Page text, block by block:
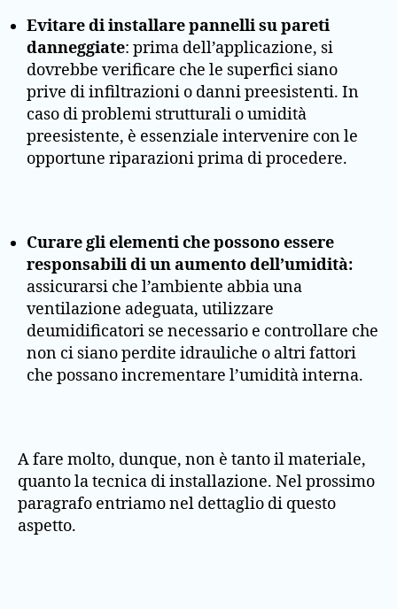
Evitare di installare pannelli su pareti
danneggiate: prima dell’applicazione, si
dovrebbe verificare che le superfici siano
prive di infiltrazioni o danni preesistenti. In
caso di problemi strutturali o umidità
preesistente, è essenziale intervenire con le
opportune riparazioni prima di procedere.
Curare gli elementi che possono essere
responsabili di un aumento dell’umidità:
assicurarsi che l’ambiente abbia una
ventilazione adeguata, utilizzare
deumidificatori se necessario e controllare che
non ci siano perdite idrauliche o altri fattori
che possano incrementare l’umidità interna.
A fare molto, dunque, non è tanto il materiale,
quanto la tecnica di installazione. Nel prossimo
paragrafo entriamo nel dettaglio di questo
aspetto.